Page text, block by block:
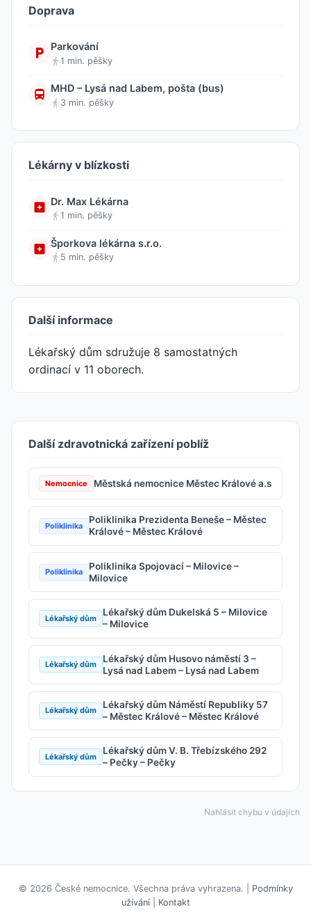
Doprava
Parkování
1 min. pěšky
MHD – Lysá nad Labem, pošta (bus)
3 min. pěšky
Lékárny v blízkosti
Dr. Max Lékárna
1 min. pěšky
Šporkova lékárna s.r.o.
5 min. pěšky
Další informace
Lékařský dům sdružuje 8 samostatných
ordinací v 11 oborech.
Další zdravotnická zařízení poblíž
Nemocnice Městská nemocnice Městec Králové a.s
Poliklinika
Poliklinika Prezidenta Beneše – Městec
Králové – Městec Králové
Poliklinika
Poliklinika Spojovací – Milovice –
Milovice
Lékařský dům
Lékařský dům Dukelská 5 – Milovice
– Milovice
Lékařský dům
Lékařský dům Husovo náměstí 3 –
Lysá nad Labem – Lysá nad Labem
Lékařský dům
Lékařský dům Náměstí Republiky 57
– Městec Králové – Městec Králové
Lékařský dům
Lékařský dům V. B. Třebízského 292
– Pečky – Pečky
Nahlásit chybu v údajích
© 2026 České nemocnice. Všechna práva vyhrazena. | Podmínky
užívání| Kontakt